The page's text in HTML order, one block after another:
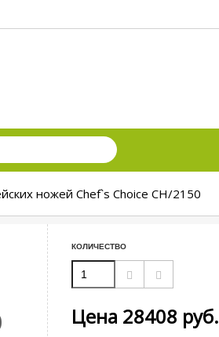
ножей Chef`s Choice CH/2150
КОЛИЧЕСТВО
Цена 28408 руб.